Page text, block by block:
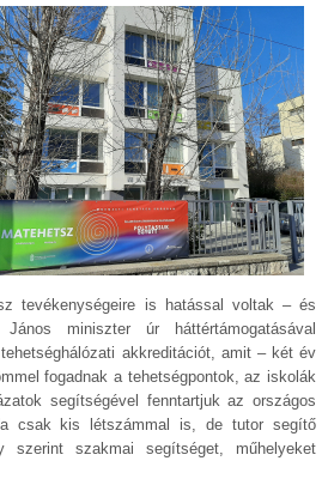
tevékenységeire is hatással voltak – és
miniszter úr háttértámogatásával
akkreditációt, amit – két év
fogadnak a tehetségpontok, az iskolák
segítségével fenntartjuk az országos
csak kis létszámmal is, de tutor segítő
szerint szakmai segítséget, műhelyeket